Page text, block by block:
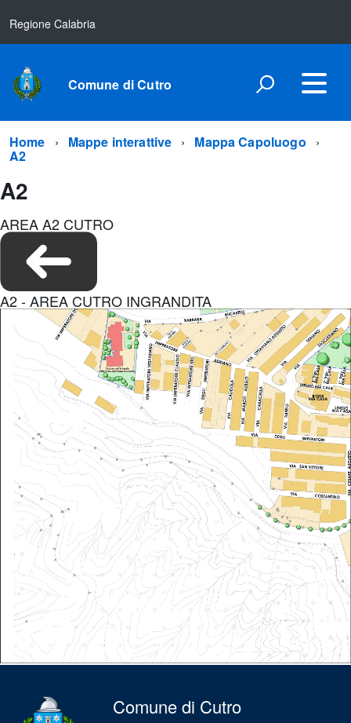
Regione Calabria
Comune di Cutro
Home Mappe interattive Mappa Capoluogo
A2
A2
AREA A2 CUTRO
A2 - AREA CUTRO INGRANDITA
Comune di Cutro